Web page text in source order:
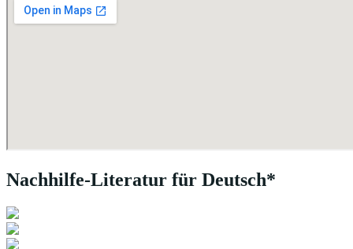
Nachhilfe-Literatur für Deutsch*